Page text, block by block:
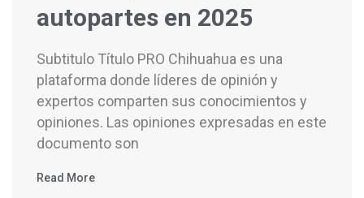
autopartes en 2025
Subtitulo Título PRO Chihuahua es una
plataforma donde líderes de opinión y
expertos comparten sus conocimientos y
opiniones. Las opiniones expresadas en este
documento son
Read More